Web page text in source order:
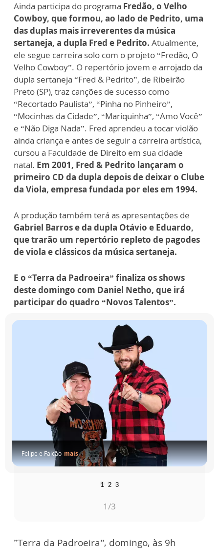
Ainda participa do programa Fredão, o Velho
Cowboy, que formou, ao lado de Pedrito, uma
das duplas mais irreverentes da música
sertaneja, a dupla Fred e Pedrito. Atualmente,
ele segue carreira solo com o projeto “Fredão, O
Velho Cowboy”. O repertório jovem e arrojado da
dupla sertaneja “Fred & Pedrito”, de Ribeirão
Preto (SP), traz canções de sucesso como
“Recortado Paulista”, “Pinha no Pinheiro”,
“Mocinhas da Cidade”, “Mariquinha”, “Amo Você”
e “Não Diga Nada”. Fred aprendeu a tocar violão
ainda criança e antes de seguir a carreira artística,
cursou a Faculdade de Direito em sua cidade
natal. Em 2001, Fred & Pedrito lançaram o
primeiro CD da dupla depois de deixar o Clube
da Viola, empresa fundada por eles em 1994.
A produção também terá as apresentações de
Gabriel Barros e da dupla Otávio e Eduardo,
que trarão um repertório repleto de pagodes
de viola e clássicos da música sertaneja.
E o “Terra da Padroeira” finaliza os shows
deste domingo com Daniel Netho, que irá
participar do quadro “Novos Talentos”.
Felipe e Falcão mais
1 2 3
1/3
”Terra da Padroeira”, domingo, às 9h